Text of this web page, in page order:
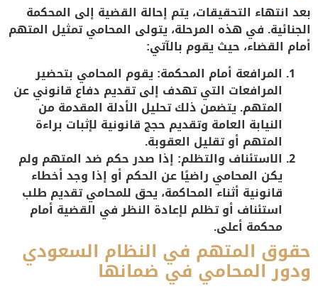
بعد انتهاء التحقيقات، يتم إحالة القضية إلى المحكمة
الجنائية. في هذه المرحلة، يتولى المحامي تمثيل المتهم
أمام القضاء، حيث يقوم بالآتي:
المرافعة أمام المحكمة: يقوم المحامي بتحضير
المرافعات التي تهدف إلى تقديم دفاع قانوني عن
المتهم. يتضمن ذلك تحليل الأدلة المقدمة من
النيابة العامة وتقديم حجج قانونية لإثبات براءة
المتهم أو تقليل العقوبة.
الاستئناف والتظلم: إذا صدر حكم ضد المتهم ولم
يكن المحامي راضيًا عن الحكم أو إذا وجد أخطاء
قانونية أثناء المحاكمة، يحق للمحامي تقديم طلب
استئناف أو تظلم لإعادة النظر في القضية أمام
محكمة أعلى.
حقوق المتهم في النظام السعودي
ودور المحامي في ضمانها